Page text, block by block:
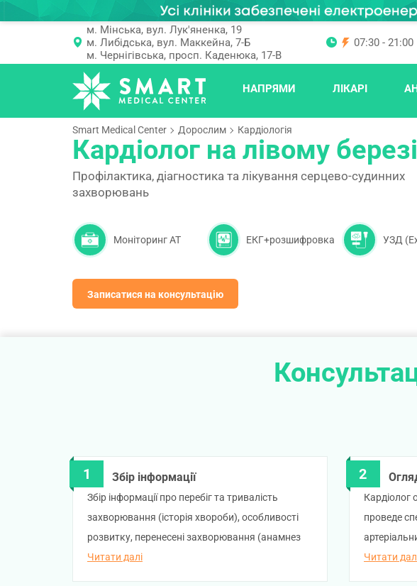
м. Мінська, вул. Лук'яненка, 19
м. Либідська, вул. Маккейна, 7-Б
м. Чернігівська, просп. Каденюка, 17-В
07:30 - 21:00
НАПРЯМИ ЛІКАРІ
Smart Medical Center Дорослим Кардіологія
Кардіолог на лівому березі
Профілактика, діагностика та лікування серцево-судинних
захворювань
Моніторинг АТ ЕКГ+розшифровка УЗД
Записатися на консультацію
Збір інформації
Збір інформації про перебіг та тривалість
захворювання (історія хвороби), особливості
розвитку, перенесені захворювання (анамнез
життя). Лікар запитає вас про наявність
Читати далі
Кардіолог
проведе
серце,
Читати